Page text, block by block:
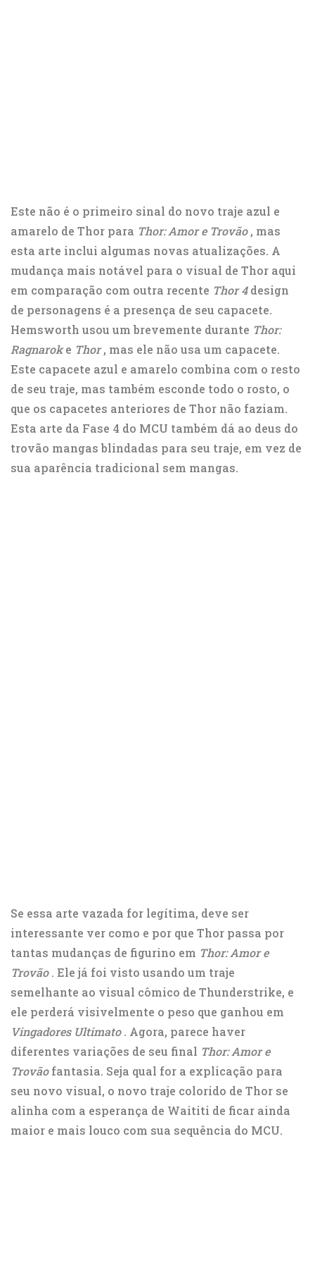
Este não é o primeiro sinal do novo traje azul e
amarelo de Thor para Thor: Amor e Trovão, mas
esta arte inclui algumas novas atualizações. A
mudança mais notável para o visual de Thor aqui
em comparação com outra recente Thor 4design
de personagens é a presença de seu capacete.
Hemsworth usou um brevemente durante Thor:
Ragnaroke Thor, mas ele não usa um capacete.
Este capacete azul e amarelo combina com o resto
de seu traje, mas também esconde todo o rosto, o
que os capacetes anteriores de Thor não faziam.
Esta arte da Fase 4 do MCU também dá ao deus do
trovão mangas blindadas para seu traje, em vez de
sua aparência tradicional sem mangas.
Se essa arte vazada for legítima, deve ser
interessante ver como e por que Thor passa por
tantas mudanças de figurino em Thor: Amor e
Trovão. Ele já foi visto usando um traje
semelhante ao visual cômico de Thunderstrike, e
ele perderá visivelmente o peso que ganhou em
Vingadores Ultimato. Agora, parece haver
diferentes variações de seu final Thor: Amor e
Trovão fantasia. Seja qual for a explicação para
seu novo visual, o novo traje colorido de Thor se
alinha com a esperança de Waititi de ficar ainda
maior e mais louco com sua sequência do MCU.